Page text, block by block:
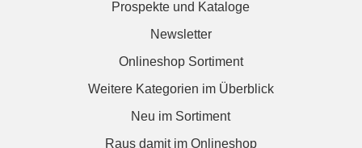
Prospekte und Kataloge
Newsletter
Onlineshop Sortiment
Weitere Kategorien im Überblick
Neu im Sortiment
Raus damit im Onlineshop